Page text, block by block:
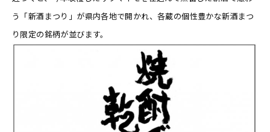
う「新酒まつり」が県内各地で開かれ、各蔵の個性豊かな新酒まつ
り限定の銘柄が並びます。